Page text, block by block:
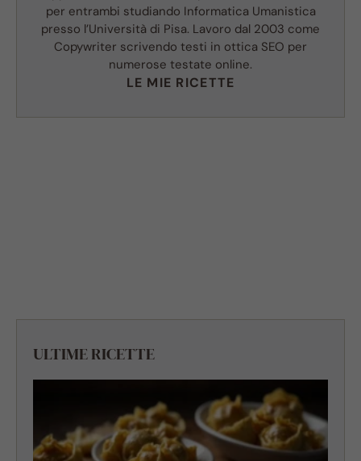
per entrambi studiando Informatica Umanistica
presso l’Università di Pisa. Lavoro dal 2003 come
Copywriter scrivendo testi in ottica SEO per
numerose testate online.
LE MIE RICETTE
ULTIME RICETTE